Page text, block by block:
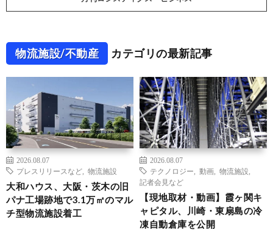
物流施設/不動産 カテゴリの最新記事
2026.08.07
プレスリリースなど
物流施設
大和ハウス、大阪・茨木の旧
パナ工場跡地で3.1万㎡のマル
チ型物流施設着工
2026.08.07
テクノロジー
動画 物流施設
記者会見など
【現地取材・動画】霞ヶ関キ
ャピタル、川崎・東扇島の冷
凍自動倉庫を公開